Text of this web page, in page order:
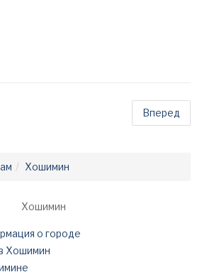
Вперед
Хошимин
Хошимин
о городе
Хошимин